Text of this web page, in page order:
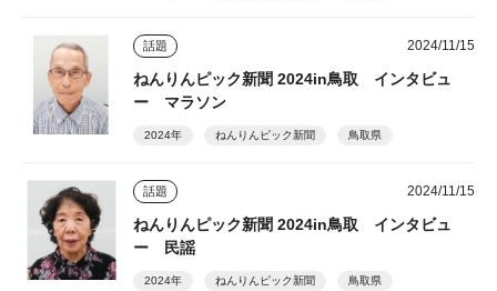
話題 2024/11/15
ねんりんピック新聞 2024in鳥取 インタビュ
ー マラソン
2024年 ねんりんピック新聞 鳥取県
話題 2024/11/15
ねんりんピック新聞 2024in鳥取 インタビュ
ー 民謡
2024年 ねんりんピック新聞 鳥取県